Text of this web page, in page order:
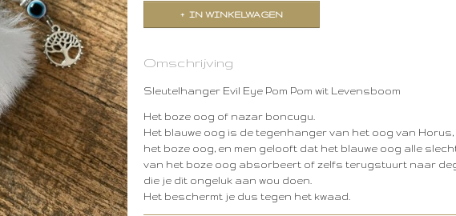
IN WINKELWAGEN
Omschrijving
Sleutelhanger Evil Eye Pom Pom wit Levensboom
Het boze oog of nazar boncugu.
Het blauwe oog is de tegenhanger van het oog van Horus,
het boze oog, en men gelooft dat het blauwe oog alle
van het boze oog absorbeert of zelfs terugstuurt naar
die je dit ongeluk aan wou doen.
Het beschermt je dus tegen het kwaad.